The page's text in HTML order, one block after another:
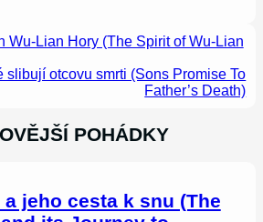
Wu-Lian Hory (The Spirit of Wu-Lian
slibují otcovu smrti (Sons Promise To
Father’s Death)
POHÁDKY
jeho cesta k snu (The